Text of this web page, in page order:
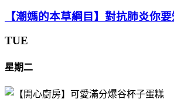
【潮媽的本草綱目】對抗肺炎你要
TUE
星期二